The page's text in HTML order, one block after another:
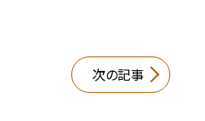
次の記事